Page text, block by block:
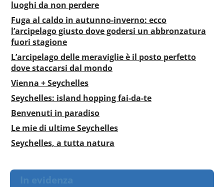
luoghi da non perdere
Fuga al caldo in autunno-inverno: ecco
l’arcipelago giusto dove godersi un abbronzatura
fuori stagione
L’arcipelago delle meraviglie è il posto perfetto
dove staccarsi dal mondo
Vienna + Seychelles
Seychelles: island hopping fai-da-te
Benvenuti in paradiso
Le mie di ultime Seychelles
Seychelles, a tutta natura
In evidenza